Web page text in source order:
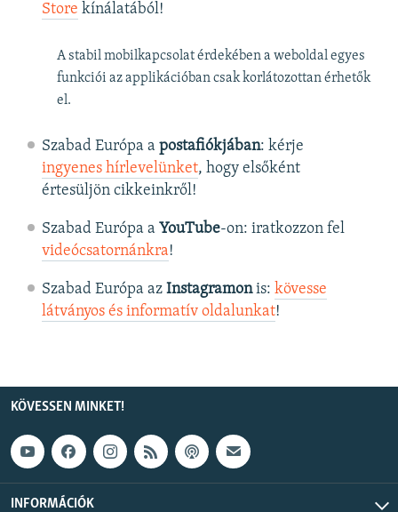
Store kínálatából!
A stabil mobilkapcsolat érdekében a weboldal egyes
funkciói az applikációban csak korlátozottan érhetők
el.
Szabad Európa a postafiókjában: kérje
ingyenes hírlevelünket, hogy elsőként
értesüljön cikkeinkről!
Szabad Európa a YouTube-on: iratkozzon fel
videócsatornánkra!
Szabad Európa az Instagramonis: kövesse
látványos és informatív oldalunkat! ​
KÖVESSEN MINKET!
INFORMÁCIÓK